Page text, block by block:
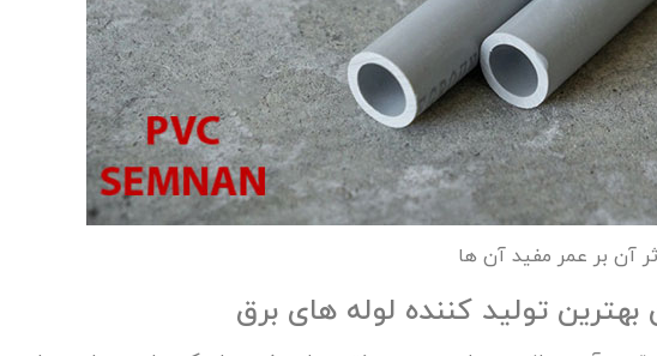
آن بر عمر مفید آن ‌ها
تولید کننده لوله های برق